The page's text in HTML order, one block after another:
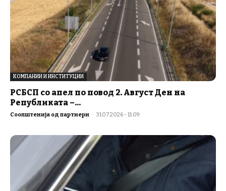
КОМПАНИИ И ИНСТИТУЦИИ
РСБСП со апел по повод 2. Август Ден на
Републиката –...
Соопштенија од партнери - 31.07.2026 - 11:09